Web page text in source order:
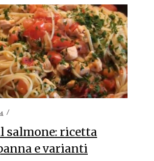
salmone: ricetta
e varianti